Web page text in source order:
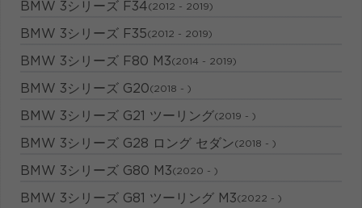
BMW 3シリーズ F34(2012 - 2019)
BMW 3シリーズ F35(2012 - 2019)
BMW 3シリーズ F80 M3(2014 - 2019)
BMW 3シリーズ G20(2018 - )
BMW 3シリーズ G21 ツーリング(2019 - )
BMW 3シリーズ G28 ロング セダン(2018 - )
BMW 3シリーズ G80 M3(2020 - )
BMW 3シリーズ G81 ツーリング M3(2022 - )